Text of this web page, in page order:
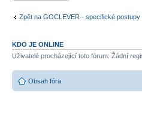
Zpět na GOCLEVER - specifické postupy
KDO JE ONLINE
Uživatelé procházející toto fórum: Žádní
Obsah fóra